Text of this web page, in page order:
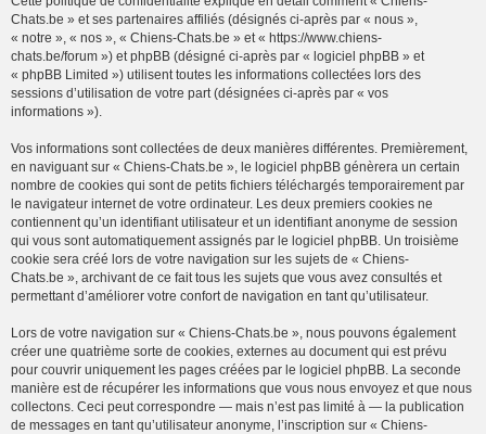
Chats.be » et ses partenaires affiliés (désignés ci-après par « nous »,
« notre », « nos », « Chiens-Chats.be » et « https://www.chiens-
chats.be/forum ») et phpBB (désigné ci-après par « logiciel phpBB » et
« phpBB Limited ») utilisent toutes les informations collectées lors des
sessions d’utilisation de votre part (désignées ci-après par « vos
informations »).
Vos informations sont collectées de deux manières différentes. Premièrement,
en naviguant sur « Chiens-Chats.be », le logiciel phpBB génèrera un certain
nombre de cookies qui sont de petits fichiers téléchargés temporairement par
le navigateur internet de votre ordinateur. Les deux premiers cookies ne
contiennent qu’un identifiant utilisateur et un identifiant anonyme de session
qui vous sont automatiquement assignés par le logiciel phpBB. Un troisième
cookie sera créé lors de votre navigation sur les sujets de « Chiens-
Chats.be », archivant de ce fait tous les sujets que vous avez consultés et
permettant d’améliorer votre confort de navigation en tant qu’utilisateur.
Lors de votre navigation sur « Chiens-Chats.be », nous pouvons également
créer une quatrième sorte de cookies, externes au document qui est prévu
pour couvrir uniquement les pages créées par le logiciel phpBB. La seconde
manière est de récupérer les informations que vous nous envoyez et que nous
collectons. Ceci peut correspondre — mais n’est pas limité à — la publication
de messages en tant qu’utilisateur anonyme, l’inscription sur « Chiens-